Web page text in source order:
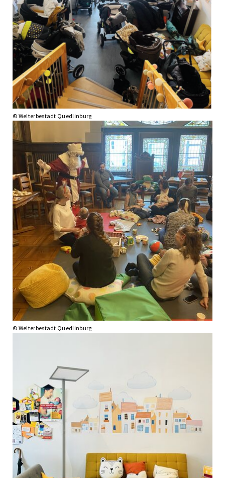
© Welterbestadt Quedlinburg
© Welterbestadt Quedlinburg